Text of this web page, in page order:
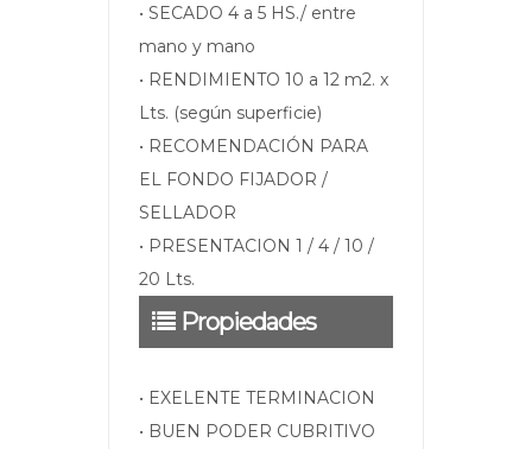
• SECADO 4 a 5 HS./ entre
mano y mano
• RENDIMIENTO 10 a 12 m2. x
Lts. (según superficie)
• RECOMENDACIÓN PARA
EL FONDO FIJADOR /
SELLADOR
• PRESENTACION 1 / 4 / 10 /
20 Lts.
Propiedades
• EXELENTE TERMINACION
• BUEN PODER CUBRITIVO